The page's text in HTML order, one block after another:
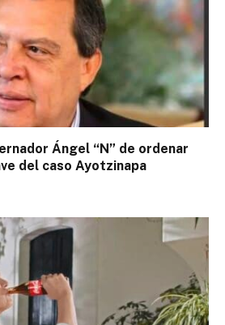
Ángel “N” de ordenar
del caso Ayotzinapa